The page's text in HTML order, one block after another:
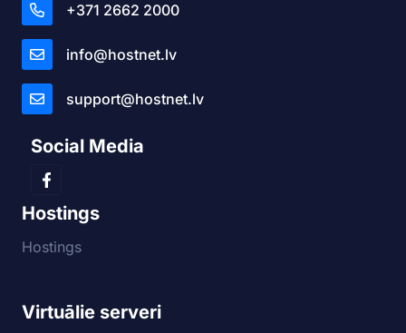
+371 2662 2000
info@hostnet.lv
support@hostnet.lv
Social Media
Hostings
Hostings
Virtuālie serveri